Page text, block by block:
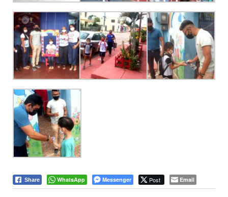
Share WhatsApp Messenger Post Email